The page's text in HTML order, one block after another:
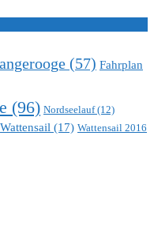
(57) Fahrplan
(96) Nordseelauf(12)
Wattensail (17) Wattensail 2016